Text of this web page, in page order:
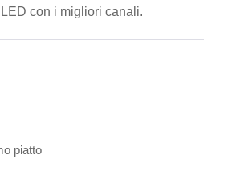
con i migliori canali.
piatto